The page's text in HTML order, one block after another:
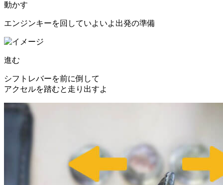
動かす
エンジンキーを回していよいよ出発の準備
進む
シフトレバーを前に倒して
アクセルを踏むと走り出すよ